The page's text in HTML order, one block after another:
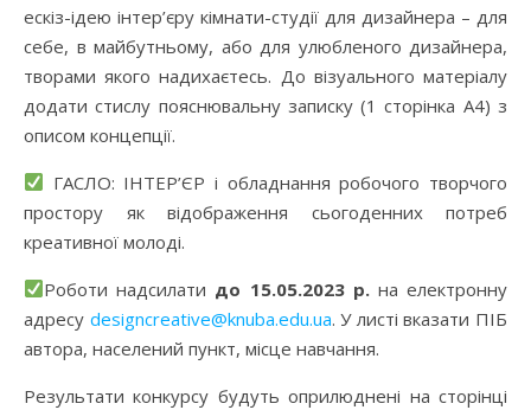
ескіз-ідею інтер’єру кімнати-студії для дизайнера – для
себе, в майбутньому, або для улюбленого дизайнера,
творами якого надихаєтесь. До візуального матеріалу
додати стислу пояснювальну записку (1 сторінка А4) з
описом концепції.
ГАСЛО: ІНТЕР’ЄР і обладнання робочого творчого
простору як відображення сьогоденних потреб
креативної молоді.
Роботи надсилати до 15.05.2023 р.на електронну
адресу designcreative@knuba.edu.ua. У листі вказати ПІБ
автора, населений пункт, місце навчання.
Результати конкурсу будуть оприлюднені на сторінці